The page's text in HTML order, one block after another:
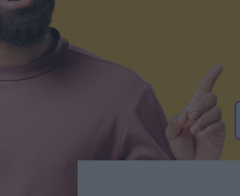
VIE NUMÉRIQUE
NUMÉRIQUE RESPONSABLE